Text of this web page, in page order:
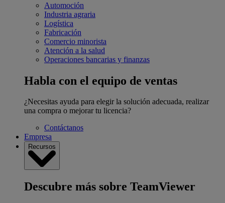
Automoción
Industria agraria
Logística
Fabricación
Comercio minorista
Atención a la salud
Operaciones bancarias y finanzas
Habla con el equipo de ventas
¿Necesitas ayuda para elegir la solución adecuada, realizar
una compra o mejorar tu licencia?
Contáctanos
Empresa
Recursos
Descubre más sobre TeamViewer